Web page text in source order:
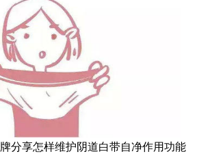
分享怎样维护阴道白带自净作用功能